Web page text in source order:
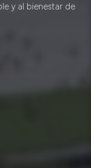
y al bienestar de